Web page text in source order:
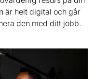
är helt digital och går
den med ditt jobb.